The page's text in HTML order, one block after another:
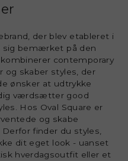
der blev etableret i
sig bemærket på den
contemporary
og skaber styles, der
ønsker at udtrykke
værdsætter good
Hos Oval Square er
og skabe
finder du styles,
dit eget look - uanset
hverdagsoutfit eller et